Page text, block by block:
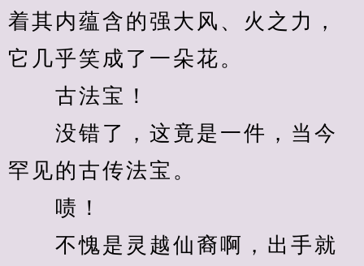
着其内蕴含的强大风、火之力，
它几乎笑成了一朵花。
古法宝！
没错了，这竟是一件，当今
罕见的古传法宝。
啧！
不愧是灵越仙裔啊，出手就